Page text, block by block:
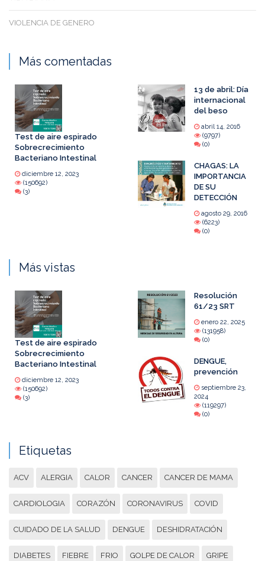
VIOLENCIA DE GENERO
Más comentadas
Test de aire espirado
Sobrecrecimiento
Bacteriano Intestinal
diciembre 12, 2023
(150692)
(3)
13 de abril: Día
internacional
del beso
abril 14, 2016
(9797)
(0)
CHAGAS: LA
IMPORTANCIA
DE SU
DETECCIÓN
agosto 29, 2016
(6223)
(0)
Más vistas
Test de aire espirado
Sobrecrecimiento
Bacteriano Intestinal
diciembre 12, 2023
(150692)
(3)
Resolución
61/23 SRT
enero 22, 2025
(131958)
(0)
DENGUE,
prevención
septiembre 23,
2024
(119297)
(0)
Etiquetas
ACV ALERGIA CALOR CANCER CANCER DE MAMA
CARDIOLOGIA CORAZÓN CORONAVIRUS COVID
CUIDADO DE LA SALUD DENGUE DESHIDRATACIÓN
DIABETES FIEBRE FRIO GOLPE DE CALOR GRIPE